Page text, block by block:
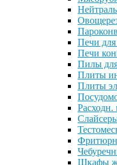
Печи
Печи
Пилы
Плиты
Плиты
Расходн.
Шкафы